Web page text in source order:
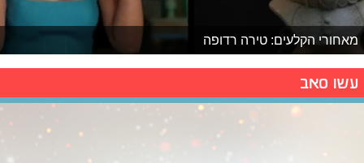
מאחורי הקלעים: טירה רדופה
עשו סאב